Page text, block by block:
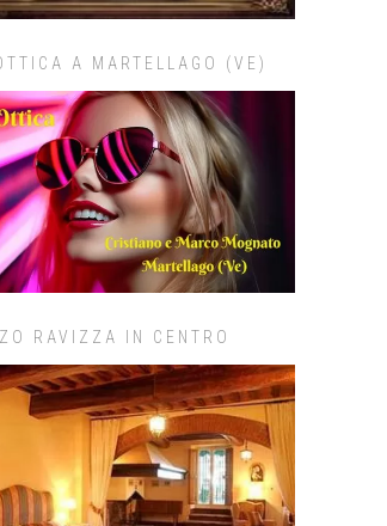
A MARTELLAGO (VE)
RAVIZZA IN CENTRO